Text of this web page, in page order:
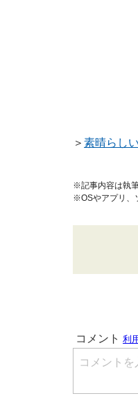
＞ 素晴らし
※記事内容は執
※OSやアプリ、